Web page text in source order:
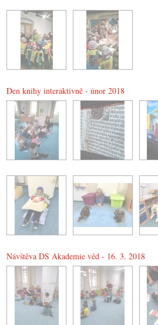
Den knihy interaktivně - únor 2018
Návštěva DS Akademie věd - 16. 3. 2018